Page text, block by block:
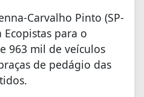
Carvalho Pinto (SP-
Ecopistas para o
963 mil de veículos
de pedágio das